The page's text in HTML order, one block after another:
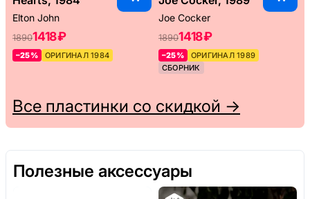
Elton John
18901418 ₽
–25% ОРИГИНАЛ 1984
Joe Cocker
18901418 ₽
–25%
ОРИГИНАЛ 1989
СБОРНИК
Все пластинки со скидкой →
Полезные аксессуары